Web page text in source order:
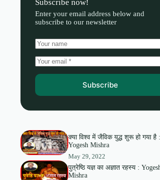
Subscribe now!
Enter your email address below and
subscribe to our newsletter
Subscribe
क्या विश्व में जैविक युद्ध शुरू हो गया है :
Yogesh Mishra
May 29, 2022
पुत्रेष्ठि यज्ञ का अज्ञात रहस्य :
Mishra